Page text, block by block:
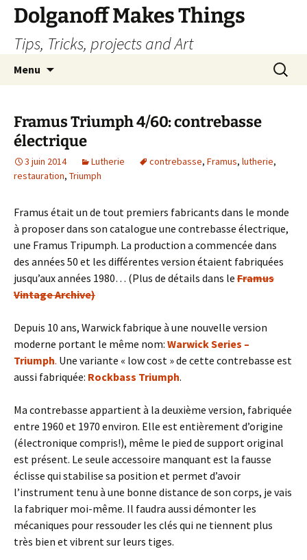
Dolganoff Makes Things
Tips, Tricks, projects and Art
Menu
Framus Triumph 4/60: contrebasse
électrique
3 juin 2014 Lutherie contrebasse, Framus, lutherie,
restauration, Triumph
Framus était un de tout premiers fabricants dans le monde
à proposer dans son catalogue une contrebasse électrique,
une Framus Tripumph. La production a commencée dans
des années 50 et les différentes version étaient fabriquées
jusqu’aux années 1980… (Plus de détails dans le Framus
Vintage Archive)
Depuis 10 ans, Warwick fabrique à une nouvelle version
moderne portant le même nom: Warwick Series –
Triumph. Une variante « low cost » de cette contrebasse est
aussi fabriquée: Rockbass Triumph.
Ma contrebasse appartient à la deuxième version, fabriquée
entre 1960 et 1970 environ. Elle est entièrement d’origine
(électronique compris!), même le pied de support original
est présent. Le seule accessoire manquant est la fausse
éclisse qui stabilise sa position et permet d’avoir
l’instrument tenu à une bonne distance de son corps, je vais
la fabriquer moi-même. Il faudra aussi démonter les
mécaniques pour ressouder les clés qui ne tiennent plus
très bien et vibrent sur leurs tiges.